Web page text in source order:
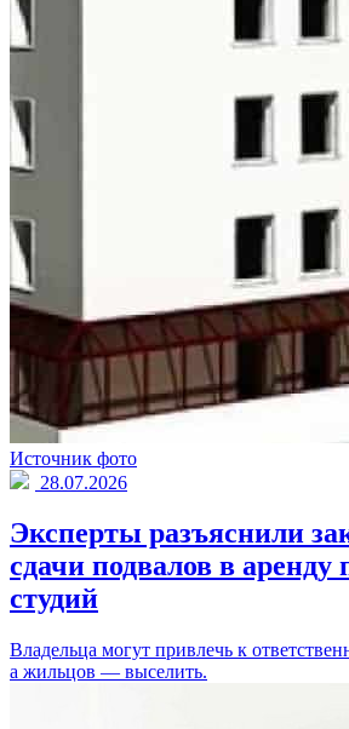
Источник фото
28.07.2026
Эксперты разъяснили
сдачи подвалов в аренду
студий
Владельца могут привлечь к
а жильцов — выселить.